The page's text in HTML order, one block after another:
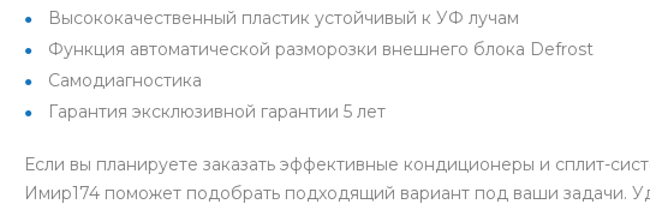
Высококачественный пластик устойчивый к УФ лучам
Функция автоматической разморозки внешнего блока Defrost
Самодиагностика
Гарантия эксклюзивной гарантии 5 лет
Если вы планируете заказать эффективные кондиционеры и сплит-
Имир174 поможет подобрать подходящий вариант под ваши задачи.